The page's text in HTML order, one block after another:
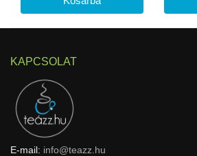
KAPCSOLAT
E-mail: info@teazz.hu